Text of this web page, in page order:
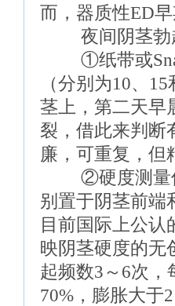
而，器质性ED
夜间阴茎勃起
①纸带或
（分别为10、
茎上，第二天早
裂，借此来判断
廉，可重复，但
②硬度测量仪
别置于阴茎前端
目前国际上公
映阴茎硬度的无
起频数3～6次，
70%，膨胀大于2